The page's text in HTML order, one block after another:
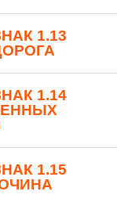
1.13
1.14
1.15